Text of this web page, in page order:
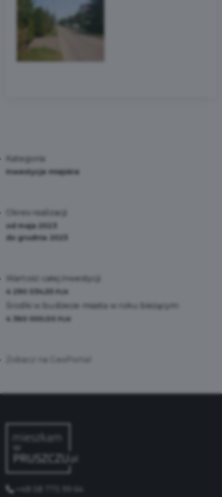
Kategoria:
Inwestycje miejskie
Okres realizacji:
od maja 2023
do grudnia 2023
Wartość całej inwestycji:
4 290 034,55
Środki w budżecie miasta w roku bieżącym:
4 360 000,00
+48 58 775 99 64